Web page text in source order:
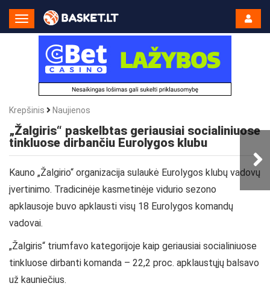
Toggle
Navigation
Krepšinis Naujienos
„Žalgiris“ paskelbtas geriausiai socialiniuose
tinkluose dirbančiu Eurolygos klubu
Kauno „Žalgirio“ organizacija sulaukė Eurolygos klubų vadovų
įvertinimo. Tradicinėje kasmetinėje vidurio sezono
apklausoje buvo apklausti visų 18 Eurolygos komandų
vadovai.
„Žalgiris“ triumfavo kategorijoje kaip geriausiai socialiniuose
tinkluose dirbanti komanda – 22,2 proc. apklaustųjų balsavo
už kauniečius.